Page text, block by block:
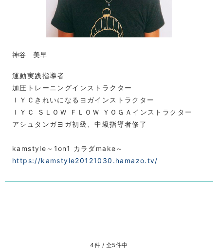
神谷 美早
運動実践指導者
加圧トレーニングインストラクター
ＩＹＣきれいになるヨガインストラクター
ＩＹＣ ＳＬＯＷ ＦＬＯＷ ＹＯＧＡインストラクター
アシュタンガヨガ初級、中級指導者修了
kamstyle～1on1 カラダmake～
https://kamstyle20121030.hamazo.tv/
4件 / 全5件中